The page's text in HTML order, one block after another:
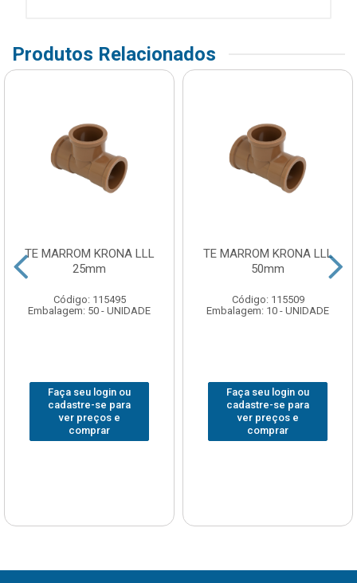
Produtos Relacionados
TE MARROM KRONA LLL
25mm
Código: 115495
Embalagem: 50 - UNIDADE
Faça seu login ou
cadastre-se para
ver preços e
comprar
TE MARROM KRONA LLL
50mm
Código: 115509
Embalagem: 10 - UNIDADE
Faça seu login ou
cadastre-se para
ver preços e
comprar